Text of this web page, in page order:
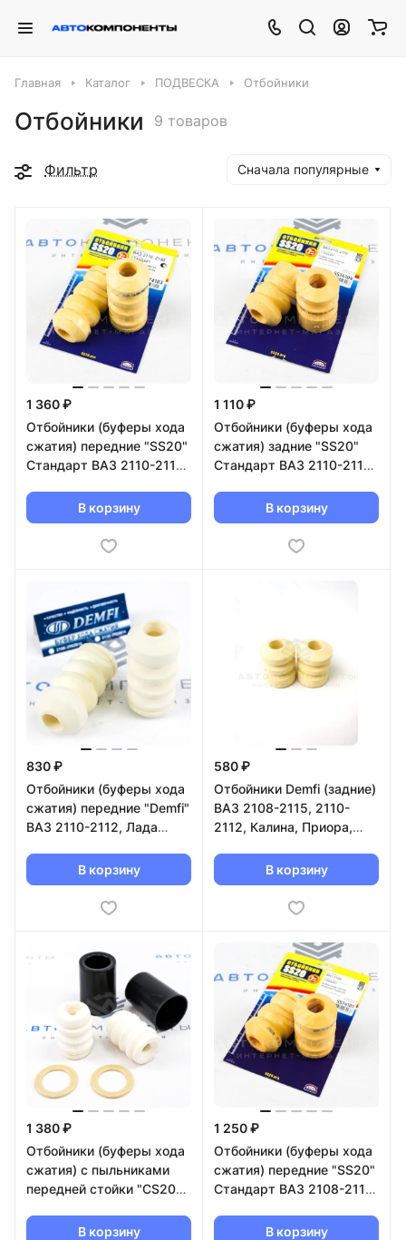
Главная Каталог ПОДВЕСКА Отбойники
Отбойники 9 товаров
Фильтр Сначала популярные
1 360 ₽
Отбойники (буферы хода
сжатия) передние "SS20"
Стандарт ВАЗ 2110-2112,
В корзину
1 110 ₽
Отбойники (буферы хода
сжатия) задние "SS20"
Стандарт ВАЗ 2110-2112,
В корзину
830 ₽
Отбойники (буферы хода
сжатия) передние "Demfi"
ВАЗ 2110-2112, Лада
В корзину
580 ₽
Отбойники Demfi (задние)
ВАЗ 2108-2115, 2110-
2112, Калина, Приора,
В корзину
1 380 ₽
Отбойники (буферы хода
сжатия) с пыльниками
передней стойки "CS20"
В корзину
1 250 ₽
Отбойники (буферы хода
сжатия) передние "SS20"
Стандарт ВАЗ 2108-2115
В корзину